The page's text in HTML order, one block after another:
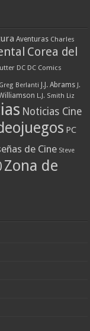
Aventuras Charles
Corea del
DC DC Comics
Greg Berlanti J.J. Abrams J.
L.J. Smith Liz
Noticias Cine
PC
de Cine Steve
Zona de